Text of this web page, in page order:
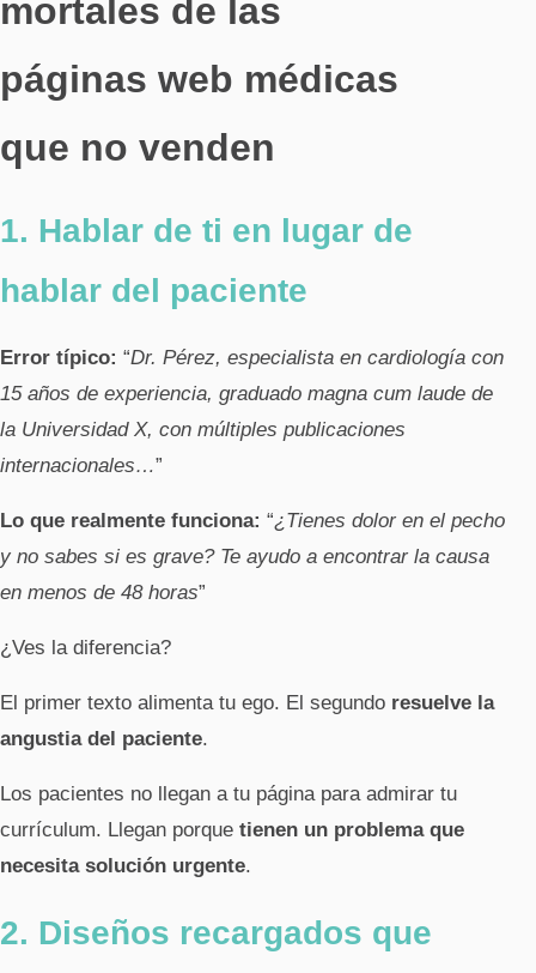
mortales de las
páginas web médicas
que no venden
1. Hablar de ti en lugar de
hablar del paciente
Error típico: “Dr. Pérez, especialista en cardiología con
15 años de experiencia, graduado magna cum laude de
la Universidad X, con múltiples publicaciones
internacionales…”
Lo que realmente funciona: “¿Tienes dolor en el pecho
y no sabes si es grave? Te ayudo a encontrar la causa
en menos de 48 horas”
¿Ves la diferencia?
El primer texto alimenta tu ego. El segundo resuelve la
angustia del paciente.
Los pacientes no llegan a tu página para admirar tu
currículum. Llegan porque tienen un problema que
necesita solución urgente.
2. Diseños recargados que